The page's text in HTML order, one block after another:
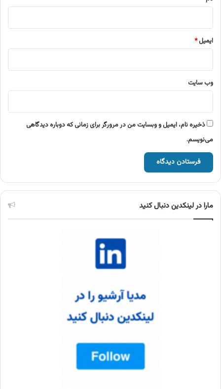
ایمیل*
وب‌ سایت
ذخیره نام، ایمیل و وبسایت من در مرورگر برای زمانی که دوباره دیدگاهی
می‌نویسم.
مارا در لینکدین دنبال کنید